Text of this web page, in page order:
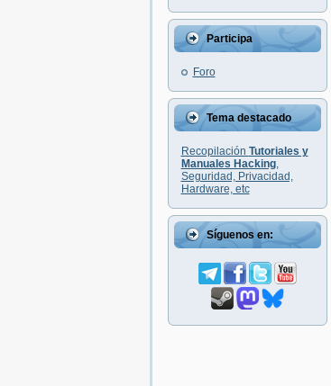
Participa
Foro
Tema destacado
Recopilación Tutoriales y
Manuales Hacking,
Seguridad, Privacidad,
Hardware, etc
Síguenos en: